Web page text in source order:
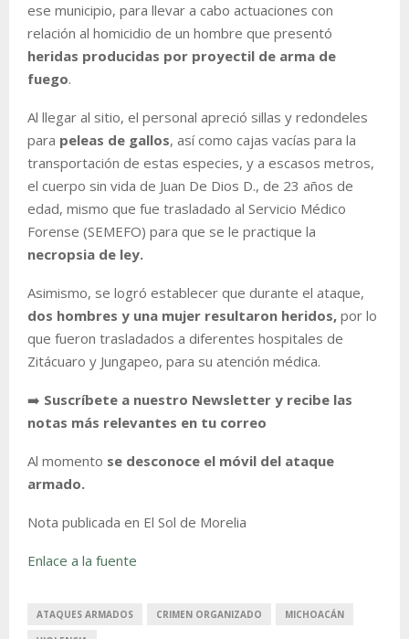
ese municipio, para llevar a cabo actuaciones con
relación al homicidio de un hombre que presentó
heridas producidas por proyectil de arma de
fuego.
Al llegar al sitio, el personal apreció sillas y redondeles
para peleas de gallos, así como cajas vacías para la
transportación de estas especies, y a escasos metros,
el cuerpo sin vida de Juan De Dios D., de 23 años de
edad, mismo que fue trasladado al Servicio Médico
Forense (SEMEFO) para que se le practique la
necropsia de ley.
Asimismo, se logró establecer que durante el ataque,
dos hombres y una mujer resultaron heridos, por lo
que fueron trasladados a diferentes hospitales de
Zitácuaro y Jungapeo, para su atención médica.
➡️ Suscríbete a nuestro Newsletter y recibe las
notas más relevantes en tu correo
Al momento se desconoce el móvil del ataque
armado.
Nota publicada en El Sol de Morelia
Enlace a la fuente
ATAQUES ARMADOS CRIMEN ORGANIZADO MICHOACÁN